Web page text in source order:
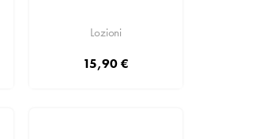
Lozioni
15,90 €